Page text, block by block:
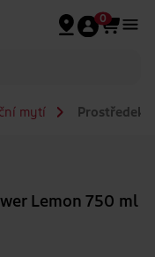
0
mytí Prostředek
Lemon 750 ml